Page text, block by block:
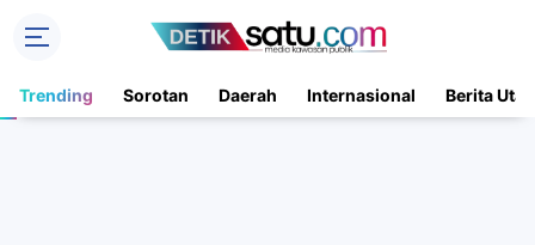
Trending Sorotan Daerah Internasional Berita